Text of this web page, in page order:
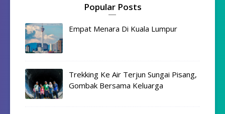
Popular Posts
Empat Menara Di Kuala Lumpur
Trekking Ke Air Terjun Sungai Pisang,
Gombak Bersama Keluarga